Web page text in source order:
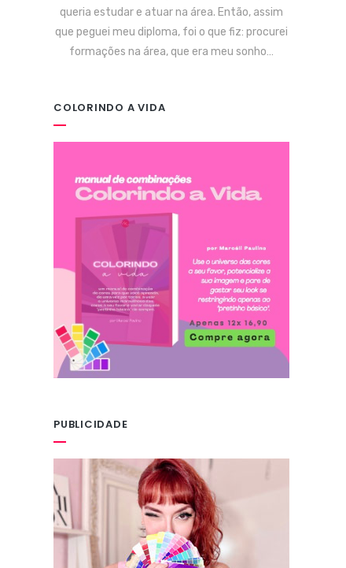
queria estudar e atuar na área. Então, assim
que peguei meu diploma, foi o que fiz: procurei
formações na área, que era meu sonho…
COLORINDO A VIDA
PUBLICIDADE